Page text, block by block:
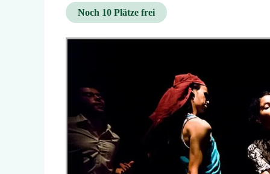
Noch 10 Plätze frei